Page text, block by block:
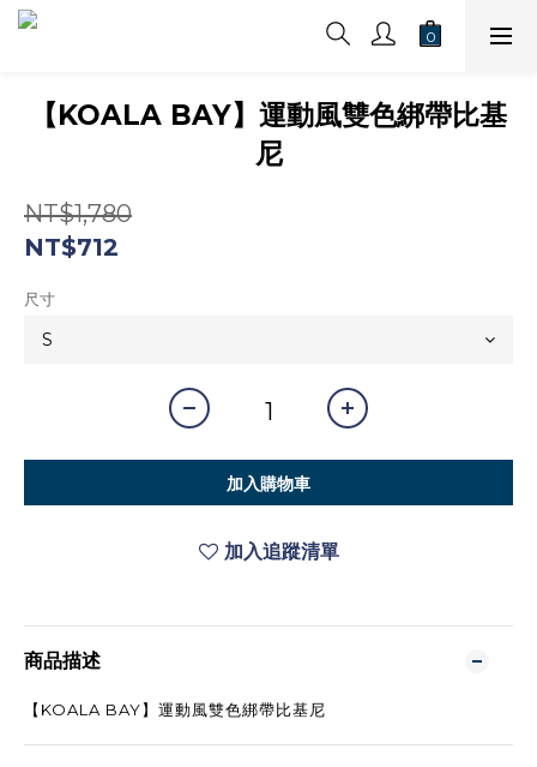
【KOALA BAY】運動風雙色綁帶比基
尼
NT$1,780
NT$712
尺寸
加入購物車
加入追蹤清單
商品描述
【KOALA BAY】運動風雙色綁帶比基尼